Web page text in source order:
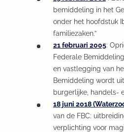
O
p
n
s
i
n
a
n
e
w
bemiddeling in het
onder het hoofdstuk
familiezaken.”
21 februari 2005(
O
p
e
n
s
i
n
:
Federale
en vastlegging van
Bemiddeling wordt
burgerlijke, handels-
18 juni 2018
van de FBC:
verplichting voor